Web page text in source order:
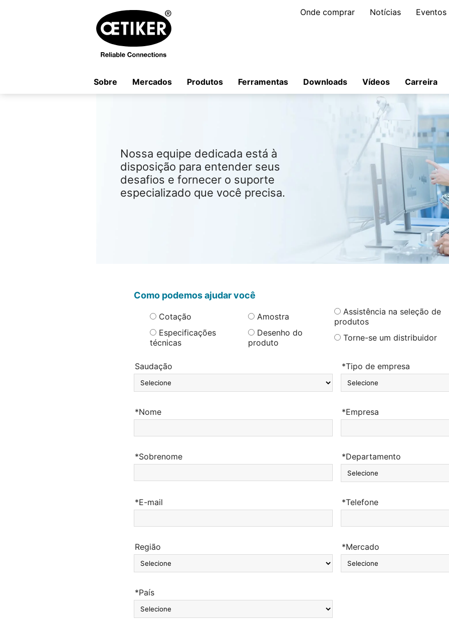
Onde comprar Notícias Eventos
Sobre Mercados Produtos Ferramentas Downloads Vídeos Carreira
Nossa equipe dedicada está à
disposição para entender seus
desafios e fornecer o suporte
especializado que você precisa.
Como podemos ajudar você
Cotação Amostra
Assistência na seleção de
produtos
Especificações
técnicas
Desenho do
produto
Torne-se um distribuidor
Saudação *Tipo de empresa
*Nome *Empresa
*Sobrenome *Departamento
*E-mail *Telefone
Região *Mercado
*País